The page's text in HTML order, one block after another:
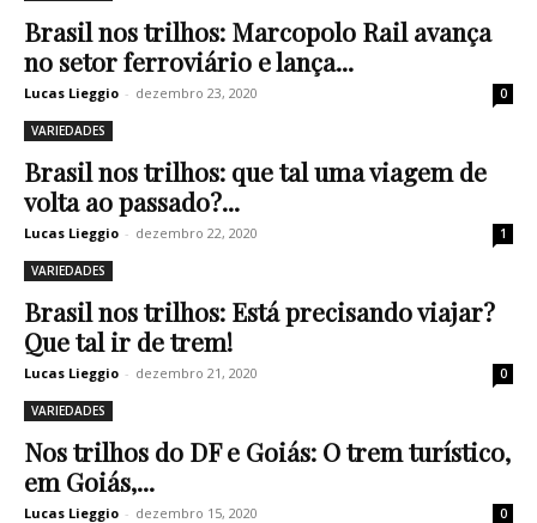
Brasil nos trilhos: Marcopolo Rail avança
no setor ferroviário e lança...
Lucas Lieggio - dezembro 23, 2020 0
VARIEDADES
Brasil nos trilhos: que tal uma viagem de
volta ao passado?...
Lucas Lieggio - dezembro 22, 2020 1
VARIEDADES
Brasil nos trilhos: Está precisando viajar?
Que tal ir de trem!
Lucas Lieggio - dezembro 21, 2020 0
VARIEDADES
Nos trilhos do DF e Goiás: O trem turístico,
em Goiás,...
Lucas Lieggio - dezembro 15, 2020 0